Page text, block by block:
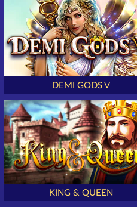
DEMI GODS V
KING & QUEEN